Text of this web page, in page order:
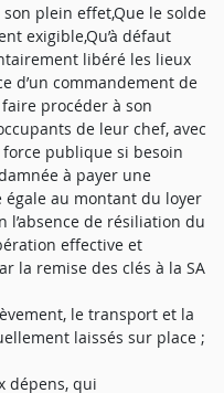
plein effet,Que le solde
exigible,Qu’à défaut
libéré les lieux
d’un commandement de
procéder à son
de leur chef, avec
publique si besoin
à payer une
égale au montant du loyer
de résiliation du
effective et
la remise des clés à la SA
le transport et la
laissés sur place ;
dépens, qui